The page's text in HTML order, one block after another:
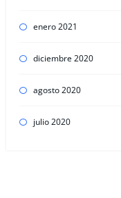
enero 2021
diciembre 2020
agosto 2020
julio 2020